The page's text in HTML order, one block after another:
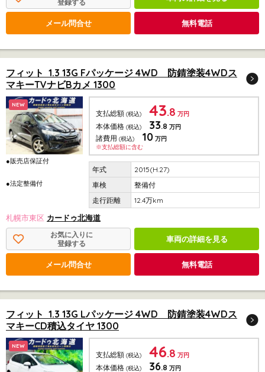
登録する
メール問合せ 無料電話
フィット 1.3 13G Fパッケージ 4WD 防錆塗装4WDス
マキーTVナビBカメ 1300
NEW
●販売店保証付
●法定整備付
支払総額 (税込) 43.8 万円
本体価格 (税込) 33.8 万円
諸費用 (税込) 10 万円
※支払総額に含む
2015(H.27)
整備付
12.4万km
札幌市東区 カードゥ北海道
お気に入りに
登録する
車両の詳細を見る
メール問合せ 無料電話
フィット 1.3 13G Lパッケージ 4WD 防錆塗装4WDス
マキーCD積込タイヤ 1300
NEW
支払総額 (税込) 46.8 万円
本体価格 (税込) 36.8 万円